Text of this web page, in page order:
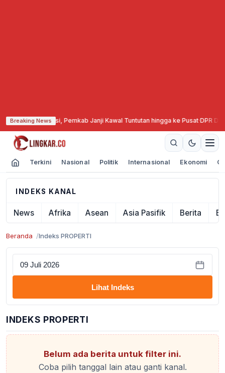
Breaking News
Gelar Aksi, Pemkab Janji Kawal Tuntutan hingga ke Pusat·DPR
Terkini Nasional Politik Internasional Ekonomi
INDEKS KANAL
News Afrika Asean Asia Pasifik Berita
Beranda Indeks PROPERTI
Lihat Indeks
INDEKS PROPERTI
Belum ada berita untuk filter ini.
Coba pilih tanggal lain atau ganti kanal.